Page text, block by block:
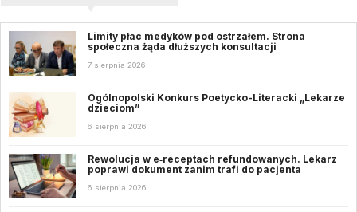
Limity płac medyków pod ostrzałem. Strona
społeczna żąda dłuższych konsultacji
7 sierpnia 2026
Ogólnopolski Konkurs Poetycko-Literacki „Lekarze
dzieciom”
6 sierpnia 2026
Rewolucja w e‑receptach refundowanych. Lekarz
poprawi dokument zanim trafi do pacjenta
6 sierpnia 2026